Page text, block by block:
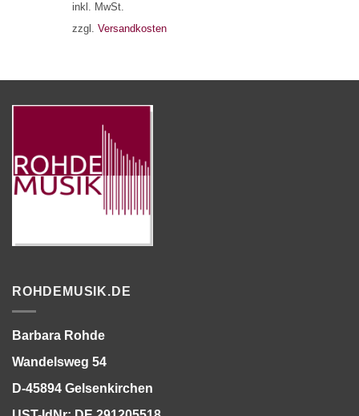
inkl. MwSt.
zzgl. Versandkosten
ROHDEMUSIK.DE
Barbara Rohde
Wandelsweg 54
D-45894 Gelsenkirchen